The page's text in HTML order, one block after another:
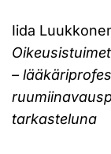
Iida
–
tarkasteluna